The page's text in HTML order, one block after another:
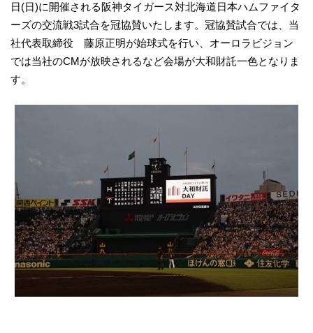
日(日)に開催される阪神タイガース対北海道日本ハムファイタ
ーズの交流戦3試合を冠協賛いたします。冠協賛試合では、当
社代表取締役 藤原正明が始球式を行い、オーロラビジョン
では当社のCMが放映されるなど会場が大和財託一色となりま
す。